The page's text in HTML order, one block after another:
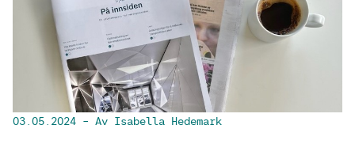
03.05.2024 – Av Isabella Hedemark